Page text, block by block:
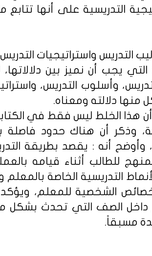
التدريسية على أنها
التدريس واستراتيجيات
يجب أن نميز بين دلالاتها،
وأسلوب التدريس،
منها دلالته ومعناه.
ممدوح سليمان (ص 120) أن هذا الخلط ليس
وذكر أن هناك حدود فاصلة
وأوضح أنه : يقصد بطريقة
للطالب أثناء قيامه
التدريسية الخاصة
الشخصية للمعلم،
الصف التي تحدث بشكل
مسبقاً.